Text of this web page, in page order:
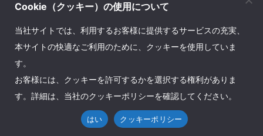
株式会社ソフトウェア・トゥー
© SOFTWARE Too Corporation. All rights reserved.
お問い合せ先
English Company Info｜サイトマップ
Cookie（クッキー）の使用について
当社サイトでは、利用するお客様に提供するサービスの充実、
本サイトの快適なご利用のために、クッキーを使用していま
す。
お客様には、クッキーを許可するかを選択する権利がありま
す。詳細は、当社のクッキーポリシーを確認してください。
はい クッキーポリシー